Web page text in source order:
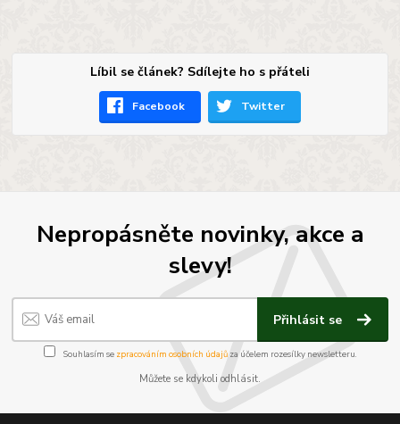
Líbil se článek? Sdílejte ho s přáteli
Facebook Twitter
Nepropásněte novinky, akce a
slevy!
Přihlásit se
Souhlasím se zpracováním osobních údajůza účelem rozesílky newsletteru.
Můžete se kdykoli odhlásit.